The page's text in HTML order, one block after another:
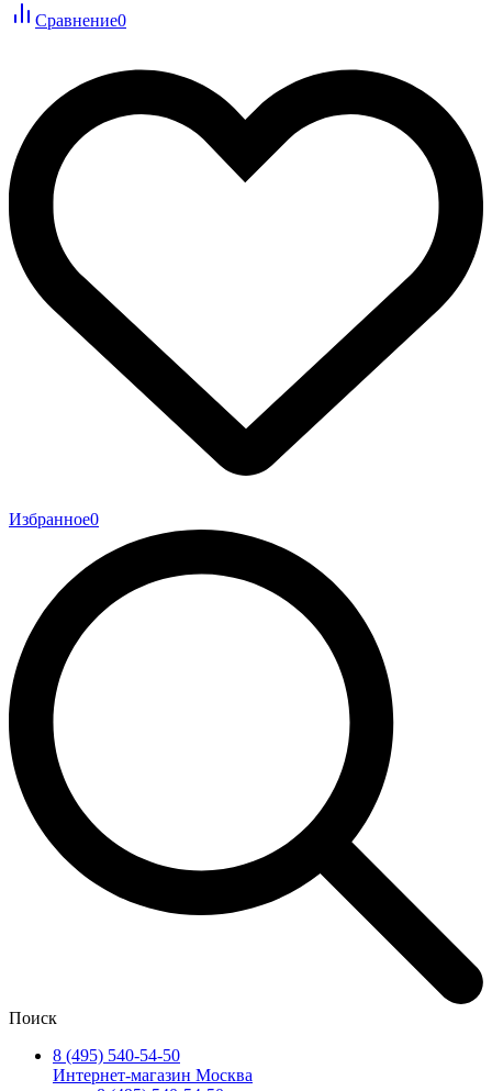
Сравнение0
Избранное0
Поиск
8 (495) 540-54-50
Интернет-магазин Москва